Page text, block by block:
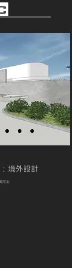
境外設計
河北